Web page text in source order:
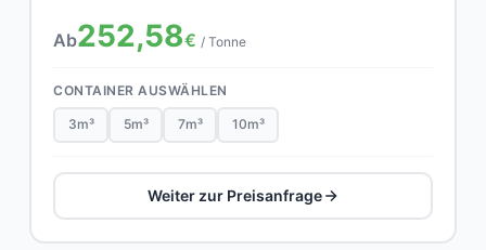
Ab252,58€ / Tonne
CONTAINER AUSWÄHLEN
3m³ 5m³ 7m³ 10m³
Weiter zur Preisanfrage